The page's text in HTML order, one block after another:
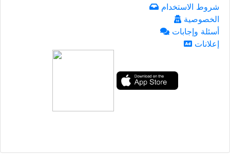
شروط الاستخدام
الخصوصية
أسئلة وإجابات
إعلانات